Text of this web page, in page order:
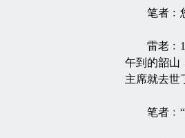
笔者﹕您
雷老
午到的韶山
主席就去世
笔者﹕“